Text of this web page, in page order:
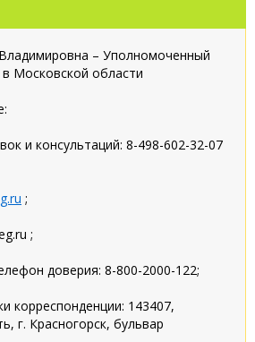
– Уполномоченный
Московской области
и консультаций: 8-498-602-32-07
;
;
доверия: 8-800-2000-122;
корреспонденции: 143407,
г. Красногорск, бульвар